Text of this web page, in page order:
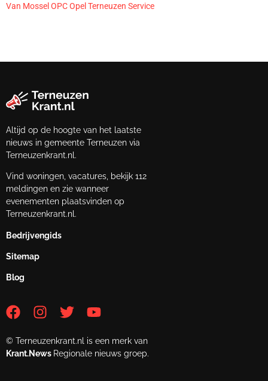
Van Mossel OPC Opel Terneuzen Service
Altijd op de hoogte van het laatste
nieuws in gemeente Terneuzen via
Terneuzenkrant.nl.
Vind woningen, vacatures, bekijk 112
meldingen en zie wanneer
evenementen plaatsvinden op
Terneuzenkrant.nl.
Bedrijvengids
Sitemap
Blog
© Terneuzenkrant.nl is een merk van
Krant.News Regionale nieuws groep.